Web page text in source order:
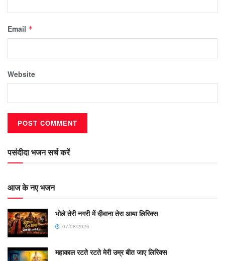
Email *
Website
पसंदीदा भजन सर्च करें
आज के नए भजन
भोले तेरी नगरी में दीवाना तेरा आया लिरिक्स
07/08/2026
महाकाल रटते रटते मेरी उम्र बीत जाए लिरिक्स